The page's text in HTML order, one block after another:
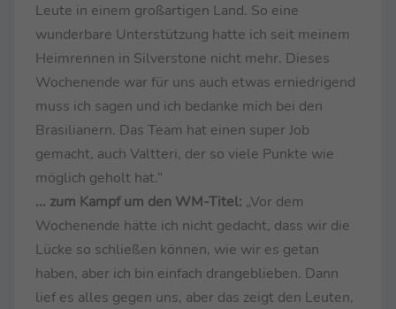
Leute in einem großartigen Land. So eine
wunderbare Unterstützung hatte ich seit meinem
Heimrennen in Silverstone nicht mehr. Dieses
Wochenende war für uns auch etwas erniedrigend
muss ich sagen und ich bedanke mich bei den
Brasilianern. Das Team hat einen super Job
gemacht, auch Valtteri, der so viele Punkte wie
möglich geholt hat.“
... zum Kampf um den WM-Titel: „Vor dem
Wochenende hätte ich nicht gedacht, dass wir die
Lücke so schließen können, wie wir es getan
haben, aber ich bin einfach drangeblieben. Dann
lief es alles gegen uns, aber das zeigt den Leuten,